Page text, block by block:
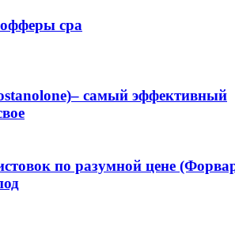
cpa
самый эффективный
по разумной цене